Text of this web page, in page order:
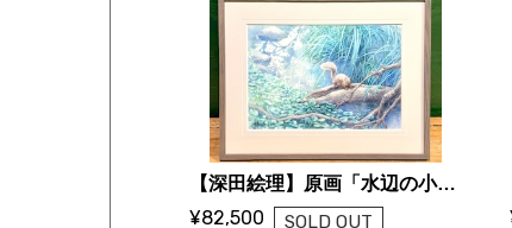
【深田絵理】原画「水辺の小道」
¥82,500 SOLD OUT